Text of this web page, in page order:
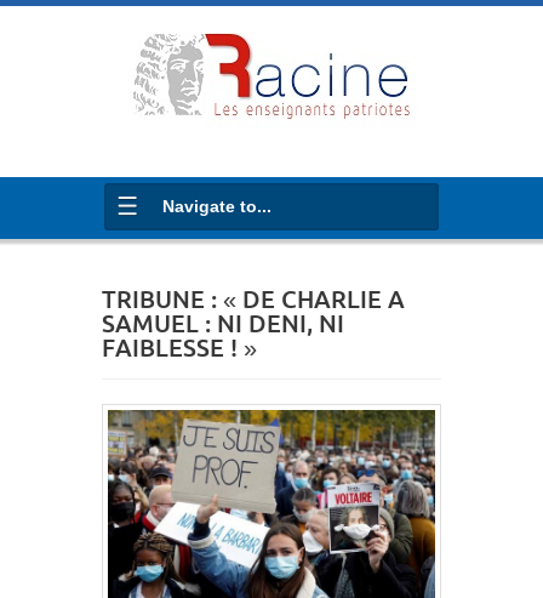
Navigate to...
TRIBUNE : « DE CHARLIE A
SAMUEL : NI DENI, NI
FAIBLESSE ! »